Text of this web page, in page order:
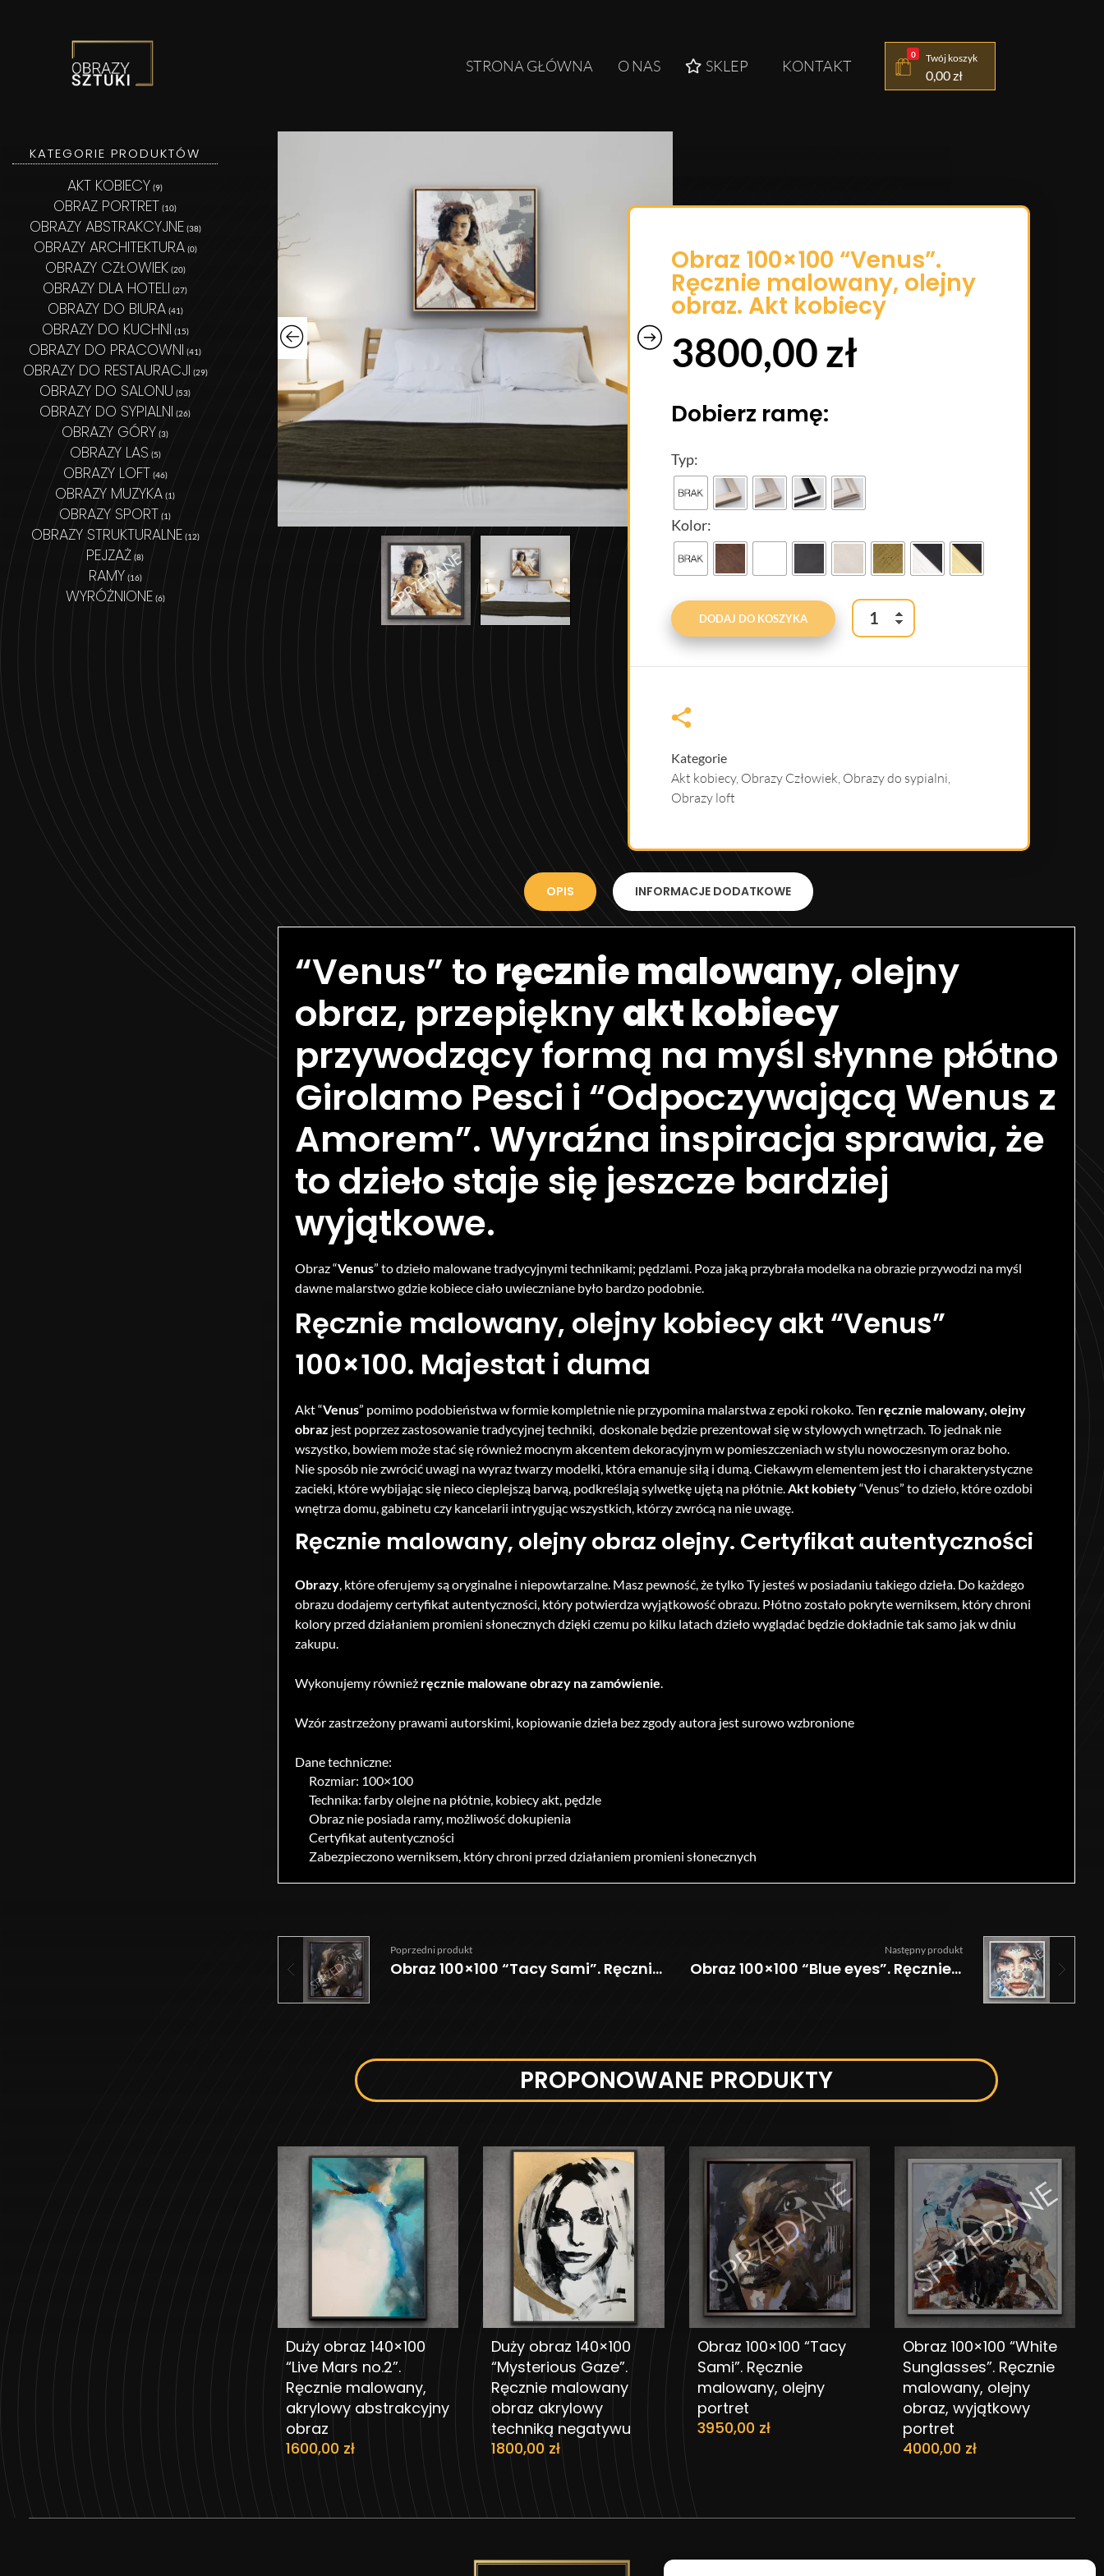
STRONA GŁÓWNA O NAS SKLEP KONTAKT
0 Twój koszyk
0,00zł
Obraz 100×100 “Venus”.
Ręcznie malowany, olejny
obraz. Akt kobiecy
3800,00zł
Dobierz ramę:
Typ:
Kolor:
DODAJ DO KOSZYKA
Kategorie
Akt kobiecy, Obrazy Człowiek, Obrazy do sypialni,
Obrazy loft
OPIS INFORMACJE DODATKOWE
“Venus” to ręcznie malowany, olejny
obraz, przepięknyakt kobiecy
przywodzący formą na myśl słynne płótno
Girolamo Pesci i “Odpoczywającą Wenus z
Amorem”. Wyraźna inspiracja sprawia, że
to dzieło staje się jeszcze bardziej
wyjątkowe.
Obraz “Venus” to dzieło malowane tradycyjnymi technikami; pędzlami. Poza jaką przybrała modelka na obrazie przywodzi na myśl
dawne malarstwo gdzie kobiece ciało uwieczniane było bardzo podobnie.
Ręcznie malowany, olejny kobiecy akt “Venus”
100×100. Majestat i duma
Akt “Venus” pomimo podobieństwa w formie kompletnie nie przypomina malarstwa z epoki rokoko. Ten ręcznie malowany, olejny
obraz jest poprzez zastosowanie tradycyjnej techniki, doskonale będzie prezentował się w stylowych wnętrzach. To jednak nie
wszystko, bowiem może stać się również mocnym akcentem dekoracyjnym w pomieszczeniach w stylu nowoczesnym oraz boho.
Nie sposób nie zwrócić uwagi na wyraz twarzy modelki, która emanuje siłą i dumą. Ciekawym elementem jest tło i charakterystyczne
zacieki, które wybijając się nieco cieplejszą barwą, podkreślają sylwetkę ujętą na płótnie.Akt kobiety“Venus” to dzieło, które ozdobi
wnętrza domu, gabinetu czy kancelarii intrygując wszystkich, którzy zwrócą na nie uwagę.
Ręcznie malowany, olejny obraz olejny. Certyfikat autentyczności
Obrazy, które oferujemysą oryginalne i niepowtarzalne. Masz pewność, że tylko Ty jesteś w posiadaniu takiego dzieła. Do każdego
obrazu dodajemy certyfikat autentyczności, który potwierdza wyjątkowość obrazu. Płótno zostało pokryte werniksem, który chroni
kolory przed działaniem promieni słonecznych dzięki czemu po kilku latach dzieło wyglądać będzie dokładnie tak samo jak w dniu
zakupu.
Wykonujemy również ręcznie malowane obrazy na zamówienie.
Wzór zastrzeżony prawami autorskimi, kopiowanie dzieła bez zgody autora jest surowo wzbronione
Dane techniczne:
Rozmiar: 100×100
Technika: farby olejne na płótnie, kobiecy akt, pędzle
Obraz nie posiada ramy, możliwość dokupienia
Certyfikat autentyczności
Zabezpieczono werniksem, który chroni przed działaniem promieni słonecznych
Poprzedni produkt
Obraz 100×100 “Tacy Sami”. Ręcznie malowany, olejny portret
Następny produkt
Obraz 100×100 “Blue eyes”. Ręcznie malowany, olejny portret
PROPONOWANE PRODUKTY
Duży obraz 140×100
“Live Mars no.2”.
Ręcznie malowany,
akrylowy abstrakcyjny
obraz
1600,00 zł
Duży obraz 140×100
“Mysterious Gaze”.
Ręcznie malowany
obraz akrylowy
techniką negatywu
1800,00 zł
Obraz 100×100 “Tacy
Sami”. Ręcznie
malowany, olejny
portret
3950,00 zł
Obraz 100×100 “White
Sunglasses”. Ręcznie
malowany, olejny
obraz, wyjątkowy
portret
4000,00 zł
KATEGORIE PRODUKTÓW
AKT KOBIECY (9)
OBRAZ PORTRET (10)
OBRAZY ABSTRAKCYJNE (38)
OBRAZY ARCHITEKTURA (0)
OBRAZY CZŁOWIEK (20)
OBRAZY DLA HOTELI (27)
OBRAZY DO BIURA (41)
OBRAZY DO KUCHNI (15)
OBRAZY DO PRACOWNI (41)
OBRAZY DO RESTAURACJI (29)
OBRAZY DO SALONU (53)
OBRAZY DO SYPIALNI (26)
OBRAZY GÓRY (3)
OBRAZY LAS (5)
OBRAZY LOFT (46)
OBRAZY MUZYKA (1)
OBRAZY SPORT (1)
OBRAZY STRUKTURALNE (12)
PEJZAŻ (8)
RAMY (16)
WYRÓŻNIONE (6)